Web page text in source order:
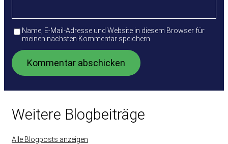
Name, E-Mail-Adresse und Website in diesem Browser für
meinen nächsten Kommentar speichern.
Weitere Blogbeiträge
Alle Blogposts anzeigen